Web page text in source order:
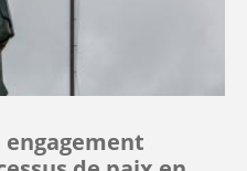
engagement